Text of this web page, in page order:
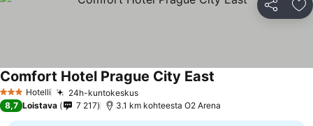
Jaa
3 Tähtiluokitus
Hotelli 24h-kuntokeskusKatso hinnat
Comfort Hotel Prague City East
8,7 Loistava 7 217 3.1 km kohteesta O2 Arena